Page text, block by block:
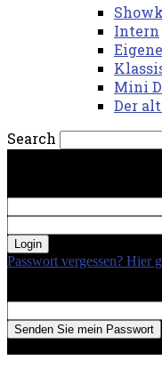
Intern
Mini
Der
Search
Passwort vergessen? Hier